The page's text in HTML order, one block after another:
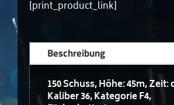
[print_product_link]
Beschreibung
150 Schuss, Höhe: 45m, Zeit:
Kaliber 36, Kategorie F4,